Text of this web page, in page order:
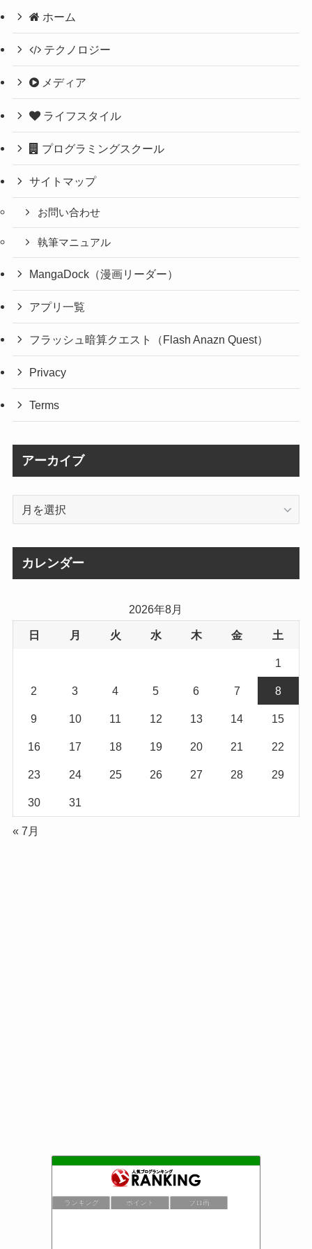
ホーム
テクノロジー
メディア
ライフスタイル
プログラミングスクール
サイトマップ
お問い合わせ
執筆マニュアル
MangaDock（漫画リーダー）
アプリ一覧
フラッシュ暗算クエスト（Flash Anazn Quest）
Privacy
Terms
アーカイブ
カレンダー
2026年8月
日 月 火 水 木 金 土
1
2 3 4 5 6 7 8
9 10 11 12 13 14 15
16 17 18 19 20 21 22
23 24 25 26 27 28 29
30 31
« 7月
ランキング ポイント ブロ画